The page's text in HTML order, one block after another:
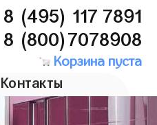
8 (495) 117 7891
8 (800)7078908
Корзина пуста
Контакты